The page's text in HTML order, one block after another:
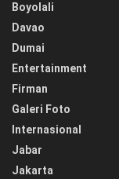
Boyolali
Davao
Dumai
Entertainment
Firman
Galeri Foto
Internasional
Jabar
Jakarta